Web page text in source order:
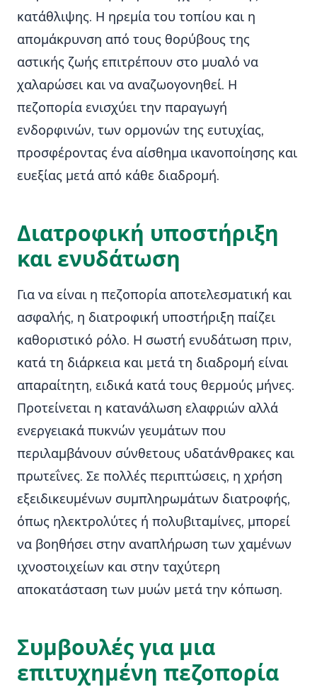
κατάθλιψης. Η ηρεμία του τοπίου και η
απομάκρυνση από τους θορύβους της
αστικής ζωής επιτρέπουν στο μυαλό να
χαλαρώσει και να αναζωογονηθεί. Η
πεζοπορία ενισχύει την παραγωγή
ενδορφινών, των ορμονών της ευτυχίας,
προσφέροντας ένα αίσθημα ικανοποίησης και
ευεξίας μετά από κάθε διαδρομή.
Διατροφική υποστήριξη
και ενυδάτωση
Για να είναι η πεζοπορία αποτελεσματική και
ασφαλής, η διατροφική υποστήριξη παίζει
καθοριστικό ρόλο. Η σωστή ενυδάτωση πριν,
κατά τη διάρκεια και μετά τη διαδρομή είναι
απαραίτητη, ειδικά κατά τους θερμούς μήνες.
Προτείνεται η κατανάλωση ελαφριών αλλά
ενεργειακά πυκνών γευμάτων που
περιλαμβάνουν σύνθετους υδατάνθρακες και
πρωτεΐνες. Σε πολλές περιπτώσεις, η χρήση
εξειδικευμένων συμπληρωμάτων διατροφής,
όπως ηλεκτρολύτες ή πολυβιταμίνες, μπορεί
να βοηθήσει στην αναπλήρωση των χαμένων
ιχνοστοιχείων και στην ταχύτερη
αποκατάσταση των μυών μετά την κόπωση.
Συμβουλές για μια
επιτυχημένη πεζοπορία